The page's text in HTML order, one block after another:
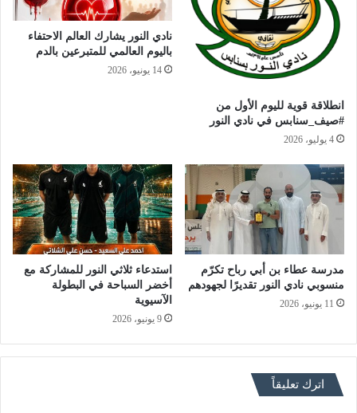
انطلاقة قوية لليوم الأول من
#صيف_سنابس في نادي النور
4 يوليو، 2026
نادي النور يشارك العالم الاحتفاء
باليوم العالمي للمتبرعين بالدم
14 يونيو، 2026
مدرسة عطاء بن أبي رباح تكرّم
منسوبي نادي النور تقديرًا لجهودهم
11 يونيو، 2026
استدعاء ثلاثي النور للمشاركة مع
أخضر السباحة في البطولة
الآسيوية
9 يونيو، 2026
اترك تعليقاً